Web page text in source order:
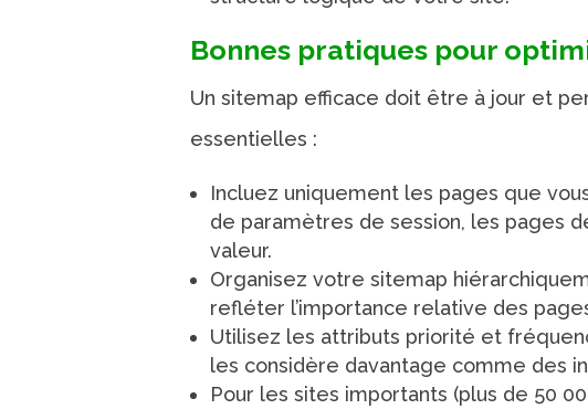
Bonnes pratiques pour
Un sitemap efficace doit être à jour et
essentielles :
Incluez uniquement les pages que
de paramètres de session, les pages
valeur.
Organisez votre sitemap
refléter l’importance relative des
Utilisez les attributs priorité et
les considère davantage comme des
Pour les sites importants (plus de 50